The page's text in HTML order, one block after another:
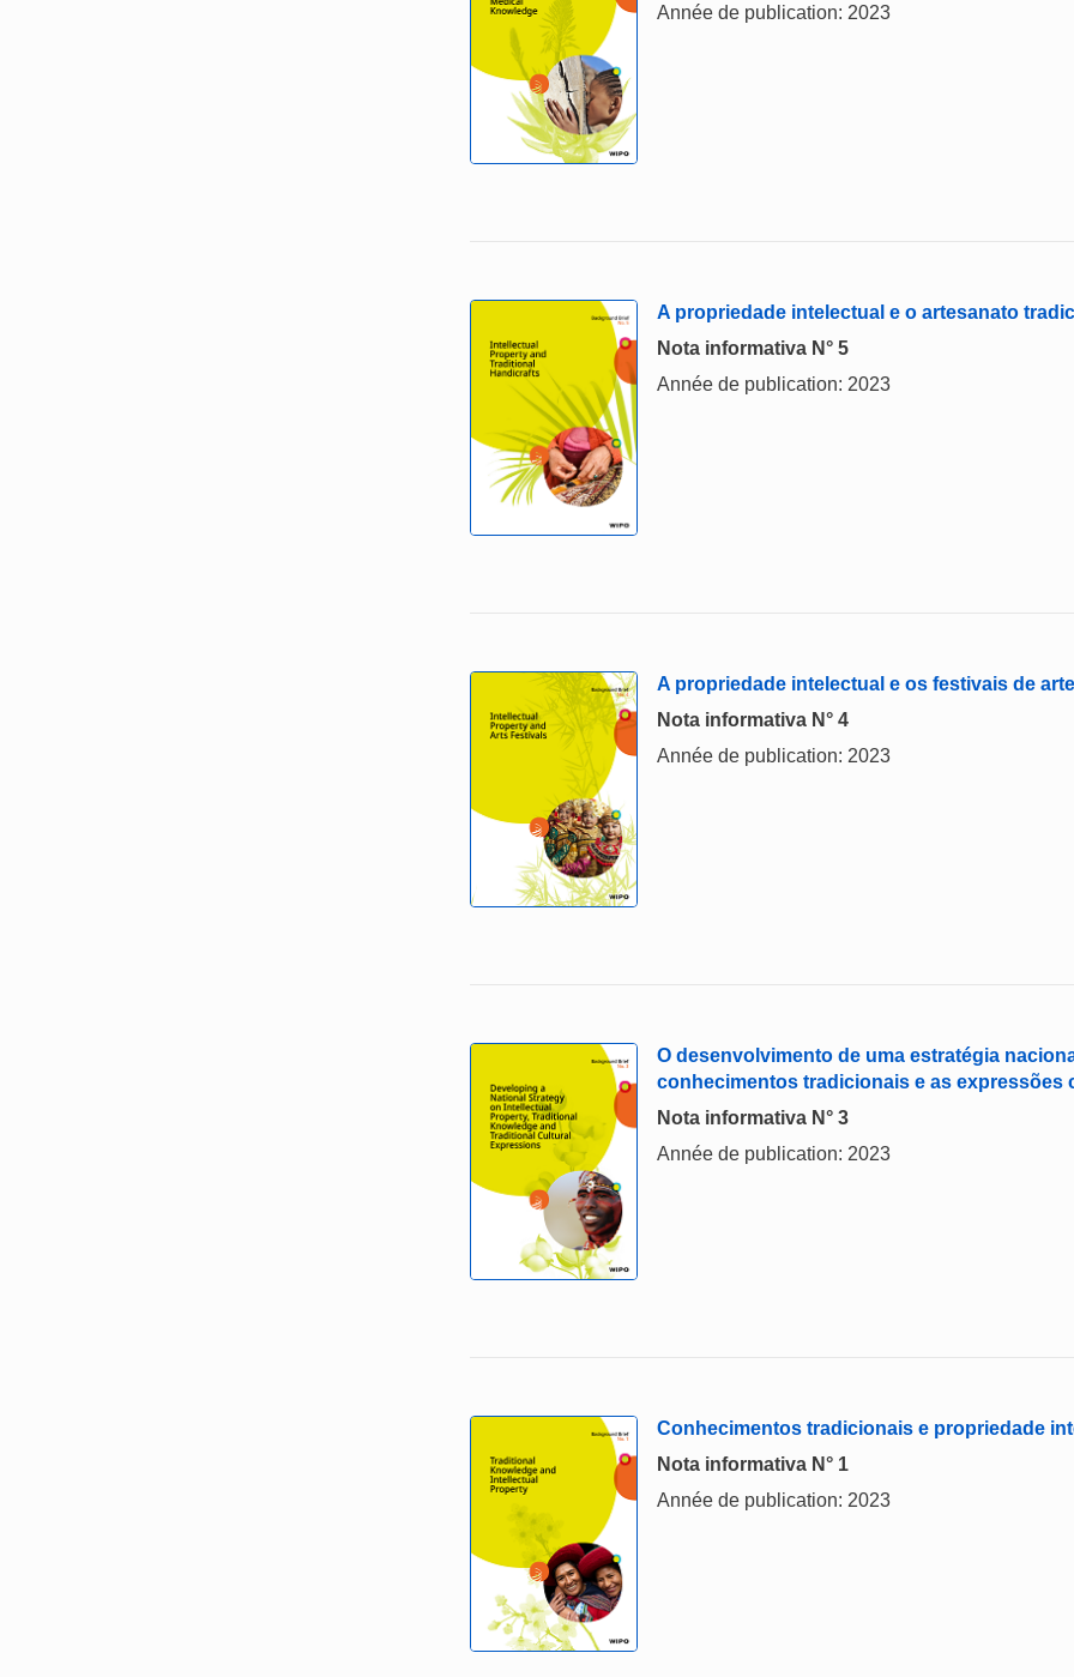
Année de publication: 2023
A propriedade intelectual e o artesanato
Nota informativa N° 5
Année de publication: 2023
A propriedade intelectual e os festivais de arte
Nota informativa N° 4
Année de publication: 2023
O desenvolvimento de uma estratégia
conhecimentos tradicionais e as expressões
Nota informativa N° 3
Année de publication: 2023
Conhecimentos tradicionais e propriedade
Nota informativa N° 1
Année de publication: 2023